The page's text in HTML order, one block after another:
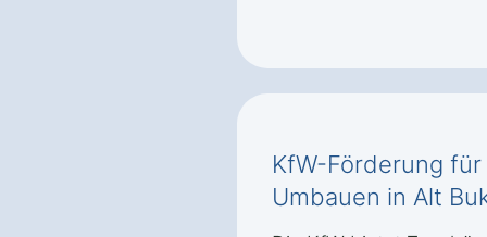
KfW-Förderung
Umbauen in Alt